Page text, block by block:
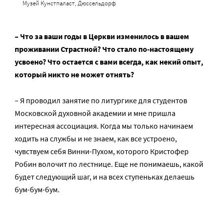
Музей Кунстпаласт, Дюссельдорф
– Что за ваши годы в Церкви изменилось в вашем
проживании Страстной? Что стало по-настоящему
усвоено? Что остается с вами всегда, как некий опыт,
который никто не может отнять?
– Я проводил занятие по литургике для студентов
Московской духовной академии и мне пришла
интересная ассоциация. Когда мы только начинаем
ходить на службы и не знаем, как все устроено,
чувствуем себя Винни-Пухом, которого Кристофер
Робин волочит по лестнице. Еще не понимаешь, какой
будет следующий шаг, и на всех ступеньках делаешь
бум-бум-бум.